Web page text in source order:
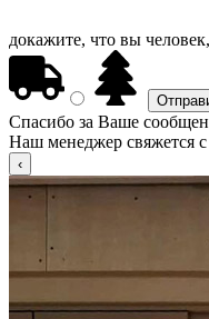
докажите, что вы
Спасибо за Ваше
Наш менеджер свяжется